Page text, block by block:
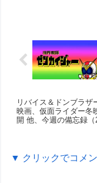
リバイス＆ドンブラザ
映画、仮面ライダー冬
開 他、今週の備忘録（
▼ クリックでコメ